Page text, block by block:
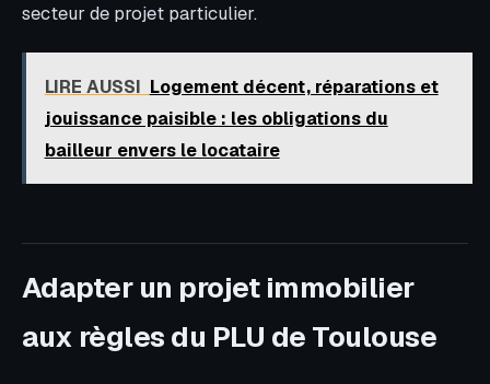
secteur de projet particulier.
LIRE AUSSI Logement décent, réparations et
jouissance paisible : les obligations du
bailleur envers le locataire
Adapter un projet immobilier
aux règles du PLU de Toulouse